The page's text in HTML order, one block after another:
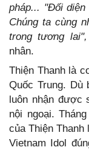
pháp... "Đối
Chúng ta cùng
trong tương lai",
nhân.
Thiện Thanh là
Quốc Trung. Dù
luôn nhận
nội ngoại.
của Thiện Thanh
Vietnam Idol